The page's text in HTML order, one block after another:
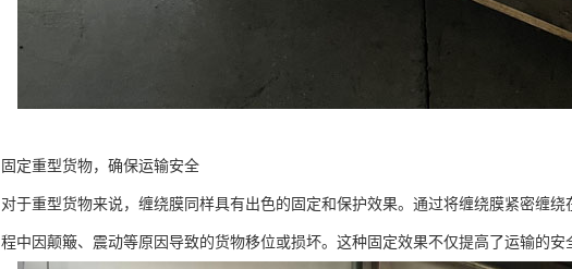
固定重型货物，确保运输安全
对于重型货物来说，缠绕膜同样具有出色的固定和保护效果。通过将缠绕膜紧密缠
程中因颠簸、震动等原因导致的货物移位或损坏。这种固定效果不仅提高了运输的